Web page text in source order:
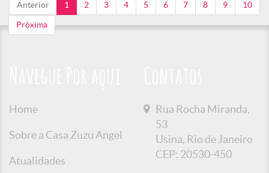
Anterior 1 2 3 4 5 6 7 8 9 10
Próxima
Home
Sobre a Casa Zuzu Angel
Atualidades
Rua Rocha Miranda,
53
Usina, Rio de Janeiro
CEP: 20530-450